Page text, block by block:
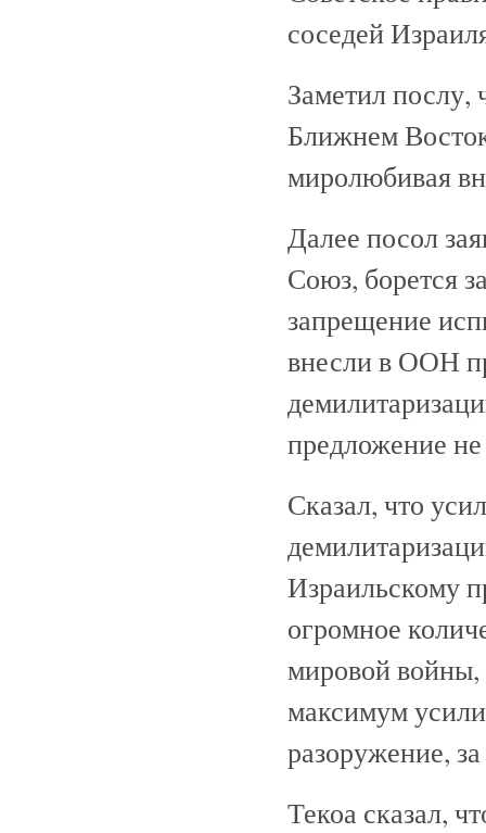
соседей
Заметил послу,
Ближнем
миролюбивая
Далее посол
Союз, борется
запрещение
внесли в ООН
предложение не
Сказал, что
Израильскому
огромное
мировой войны,
максимум
разоружение,
Текоа сказал,